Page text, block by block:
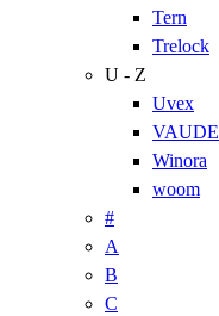
Tern
Trelock
U - Z
Uvex
VAUDE
Winora
woom
#
A
B
C